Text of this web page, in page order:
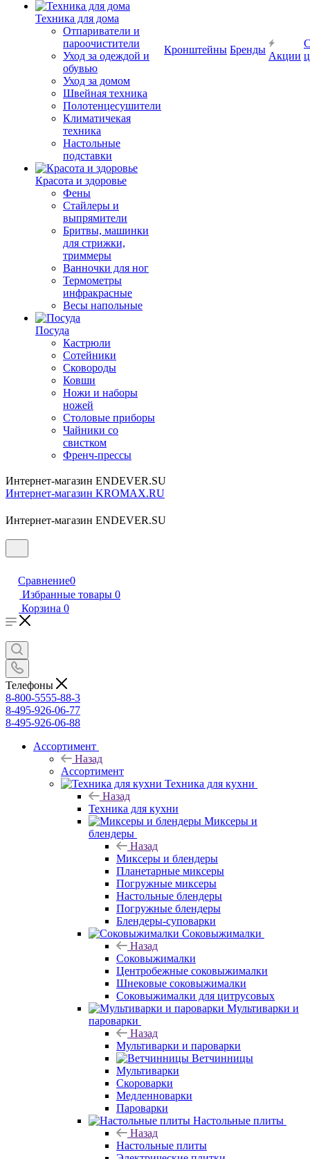
Техника для дома
Отпариватели и
пароочистители
Уход за одеждой и
обувью
Уход за домом
Швейная техника
Полотенцесушители
Климатичекая
техника
Настольные
подставки
Красота и здоровье
Фены
Стайлеры и
выпрямители
Бритвы, машинки
для стрижки,
триммеры
Ванночки для ног
Термометры
инфракрасные
Весы напольные
Посуда
Кастрюли
Сотейники
Сковороды
Ковши
Ножи и наборы
ножей
Столовые приборы
Чайники со
свистком
Френч-прессы
Кронштейны Бренды
Акции
Интернет-магазин ENDEVER.SU
Интернет-магазин KROMAX.RU
Интернет-магазин ENDEVER.SU
Сравнение0
Избранные товары 0
Корзина 0
Телефоны
8-800-5555-88-3
8-495-926-06-77
8-495-926-06-88
Ассортимент
Назад
Ассортимент
Техника для кухни
Назад
Техника для кухни
Миксеры и
блендеры
Назад
Миксеры и блендеры
Планетарные миксеры
Погружные миксеры
Настольные блендеры
Погружные блендеры
Блендеры-суповарки
Соковыжималки
Назад
Соковыжималки
Центробежные соковыжималки
Шнековые соковыжималки
Соковыжималки для цитрусовых
Мультиварки и
пароварки
Назад
Мультиварки и пароварки
Ветчинницы
Мультиварки
Скороварки
Медленноварки
Пароварки
Настольные плиты
Назад
Настольные плиты